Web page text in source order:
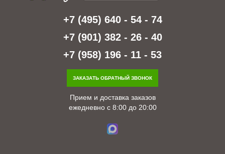
+7 (495) 640 - 54 - 74
+7 (901) 382 - 26 - 40
+7 (958) 196 - 11 - 53
ЗАКАЗАТЬ ОБРАТНЫЙ ЗВОНОК
Прием и доставка заказов
ежедневно с 8:00 до 20:00